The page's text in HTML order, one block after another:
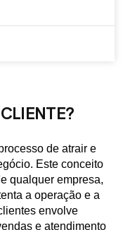
de atrair e
Este conceito
qualquer empresa,
a operação e a
envolve
e atendimento